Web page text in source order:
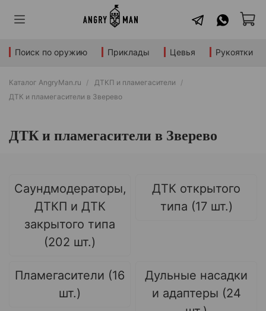
Поиск по оружию Приклады Цевья Рукоятки
Каталог AngryMan.ru
ДТКП и пламегасители
ДТК и пламегасители в Зверево
ДТК и пламегасители в Зверево
Саундмодераторы,
ДТКП и ДТК
закрытого типа
(202 шт.)
ДТК открытого
типа (17 шт.)
Пламегасители (16
шт.)
Дульные насадки
и адаптеры (24